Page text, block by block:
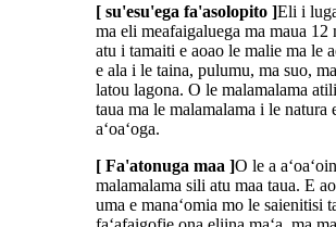
[ su'esu'ega fa'asolopito ]Eli i
ma eli meafaigaluega ma maua 12
atu i tamaiti e aoao le malie ma le
e ala i le taina, pulumu, ma suo,
latou lagona. O le malamalama
taua ma le malamalama i le natura
aʻoaʻoga.
[ Fa'atonuga maa ]O le a
malamalama sili atu maa taua. E
uma e manaʻomia mo le saienitisi